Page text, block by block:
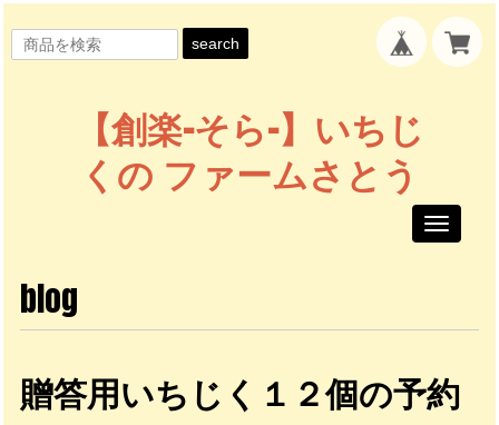
search
【創楽-そら-】いちじ
くの ファームさとう
Toggle
blog
贈答用いちじく１２個の予約